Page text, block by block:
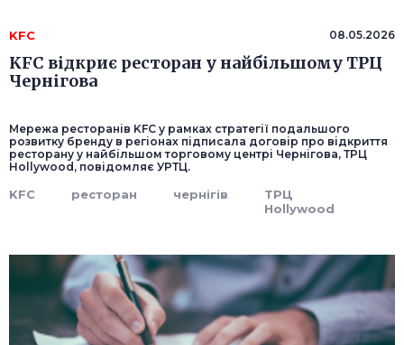
KFC 08.05.2026
KFC відкриє ресторан у найбільшому ТРЦ
Чернігова
Мережа ресторанів KFC у рамках стратегії подальшого
розвитку бренду в регіонах підписала договір про відкриття
ресторану у найбільшом торговому центрі Чернігова, ТРЦ
Hollywood, повідомляє УРТЦ.
KFC ресторан чернігів
ТРЦ
Hollywood